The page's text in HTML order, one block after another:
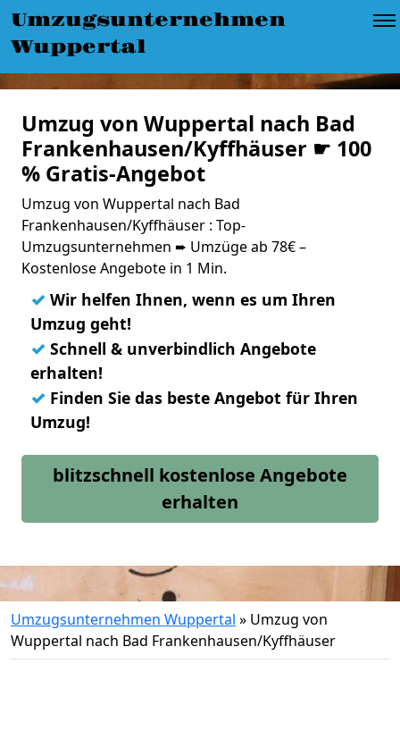
Umzugsunternehmen
Wuppertal
Umzug von Wuppertal nach Bad
Frankenhausen/Kyffhäuser ☛ 100
% Gratis-Angebot
Umzug von Wuppertal nach Bad
Frankenhausen/Kyffhäuser : Top-
Umzugsunternehmen ➨ Umzüge ab 78€ –
Kostenlose Angebote in 1 Min.
✓ Wir helfen Ihnen, wenn es um Ihren
Umzug geht!
✓ Schnell & unverbindlich Angebote
erhalten!
✓ Finden Sie das beste Angebot für Ihren
Umzug!
blitzschnell kostenlose Angebote
erhalten
Umzugsunternehmen Wuppertal » Umzug von
Wuppertal nach Bad Frankenhausen/Kyffhäuser